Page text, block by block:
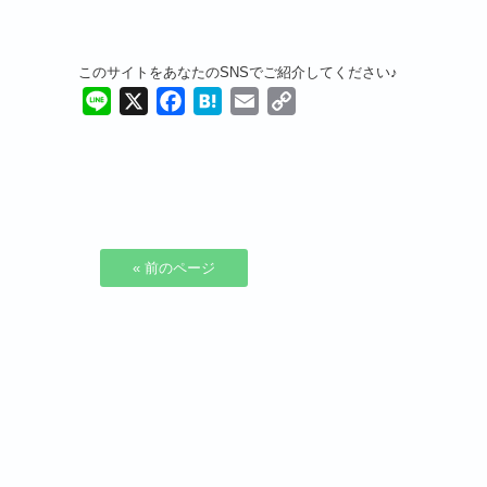
このサイトをあなたのSNSでご紹介してください♪
Line FacebookHatenaEmail
« 前のページ